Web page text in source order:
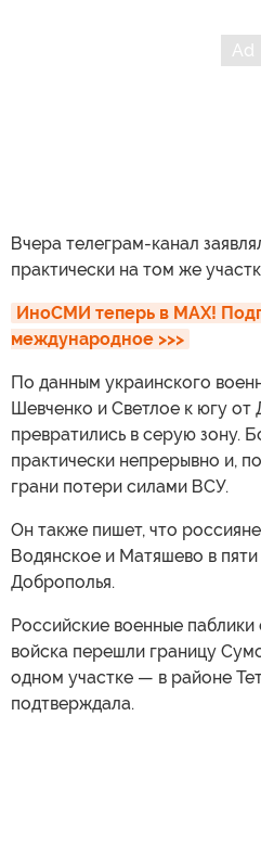
Вчера телеграм-канал
практически на том же
ИноСМИ теперь в MAX!
международное >>>
По данным украинского
Шевченко и Светлое к югу от
превратились в серую зону.
практически непрерывно и,
грани потери силами ВСУ.
Он также пишет, что
Водянское и Матяшево в
Доброполья.
Российские военные паблики
войска перешли границу
одном участке — в районе
подтверждала.